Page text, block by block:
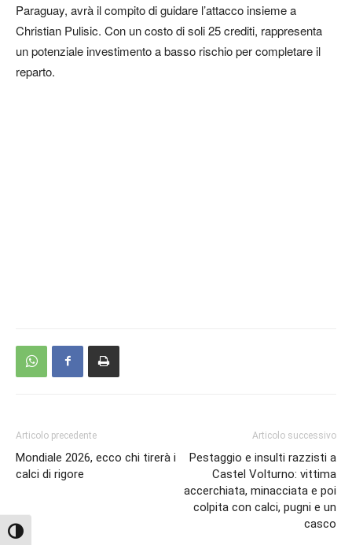
Attiva/disattiva alto contrasto
Paraguay, avrà il compito di guidare l’attacco insieme a
Christian Pulisic. Con un costo di soli 25 crediti, rappresenta
un potenziale investimento a basso rischio per completare il
reparto.
Articolo precedente
Mondiale 2026, ecco chi tirerà i
calci di rigore
Articolo successivo
Pestaggio e insulti razzisti a
Castel Volturno: vittima
accerchiata, minacciata e poi
colpita con calci, pugni e un
casco